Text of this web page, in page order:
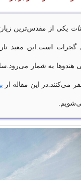
یکی از مقدس‌ترین
گجرات است.این معبد
به شمار
این مقاله از